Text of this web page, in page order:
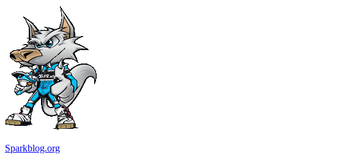
contenuto
Sparkblog.org